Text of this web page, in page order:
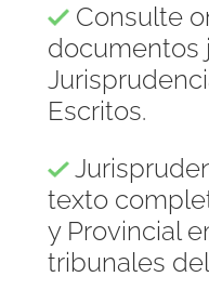
Consulte
documentos
Escritos.
texto
y Provincial
tribunales